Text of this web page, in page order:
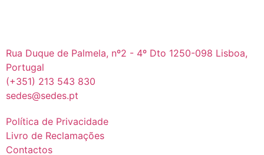
Rua Duque de Palmela, nº2 - 4º Dto 1250-098 Lisboa,
Portugal
(+351) 213 543 830
sedes@sedes.pt
Política de Privacidade
Livro de Reclamações
Contactos